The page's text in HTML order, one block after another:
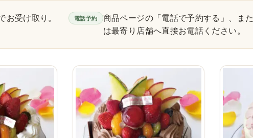
お受け取り。 電話予約
商品ページの「電話で予約する」、また
は最寄り店舗へ直接お電話ください。